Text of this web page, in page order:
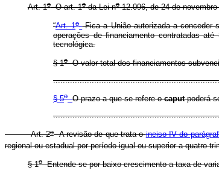
Art. 1oO art. 1oda Lei no12.096, de 24 de
“Art. 1o Fica a União autorizada a conceder
operações de financiamento contratadas
tecnológica.
§ 1oO valor total dos financiamentos
§ 5o O prazo a que se refere ocaputpoderá
Art. 2oA revisão de que trata oinciso IV do
regional ou estadual por período igual ou superior a quatro
§ 1oEntende-se por baixo crescimento a taxa de